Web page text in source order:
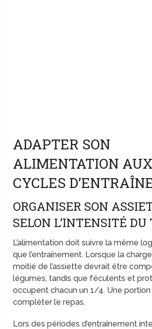
ADAPTER SON
ALIMENTATION AUX
CYCLES
ORGANISER SON
SELON L’INTENSITÉ
L’alimentation doit suivre la même
que l’entraînement. Lorsque la
moitié de l’assiette devrait être
légumes, tandis que féculents et
occupent chacun un 1/4. Une
compléter le repas.
Lors des périodes d’entraînement